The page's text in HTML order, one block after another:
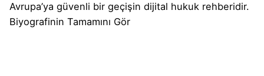
Avrupa’ya güvenli bir geçişin dijital hukuk rehberidir.
Biyografinin Tamamını Gör